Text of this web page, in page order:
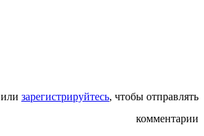
или зарегистрируйтесь, чтобы отправлять
комментарии